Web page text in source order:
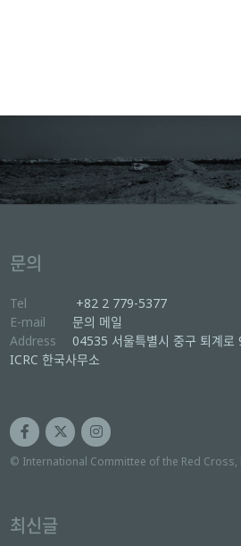
문의
Tel
+82 2 779-5377
E-mail
문의 메일
Address
04535 서울특별시 중구 퇴계로
ICRC 한국사무소
© International Committee of the Red
최신글